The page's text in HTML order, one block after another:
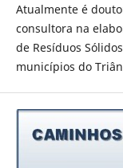
Atualmente é
consultora na
de Resíduos
municípios do